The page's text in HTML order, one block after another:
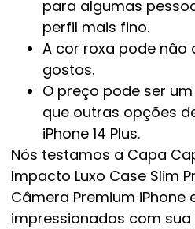
para algumas
perfil mais fino.
A cor roxa pode
gostos.
O preço pode ser
que outras opções
iPhone 14 Plus.
Nós testamos a Capa
Impacto Luxo Case Slim
Câmera Premium iPhone
impressionados com